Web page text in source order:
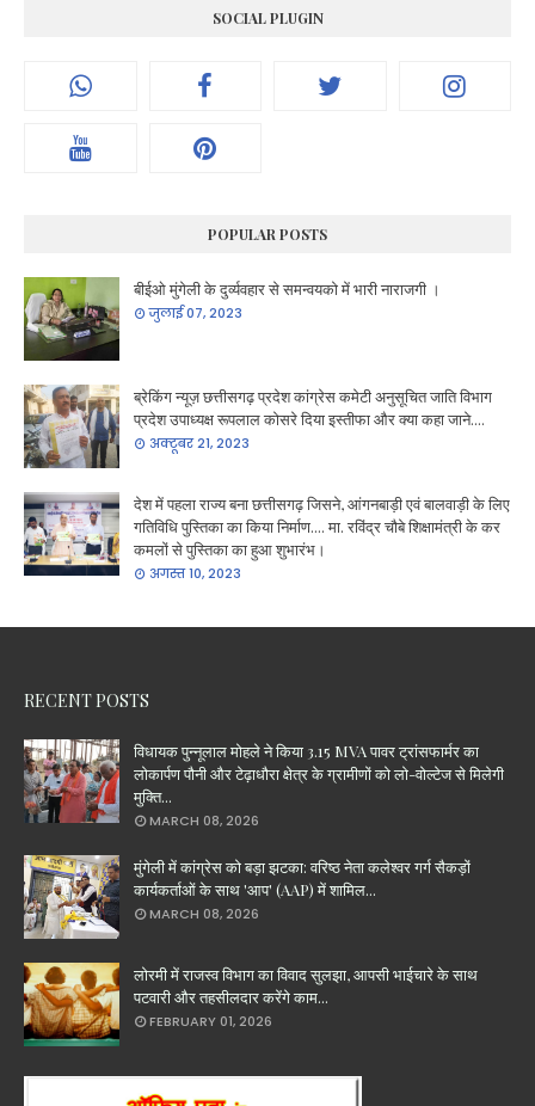
SOCIAL PLUGIN
POPULAR POSTS
बीईओ मुंगेली के दुर्व्यवहार से समन्वयको में भारी नाराजगी ।
जुलाई 07, 2023
ब्रेकिंग न्यूज़ छत्तीसगढ़ प्रदेश कांग्रेस कमेटी अनुसूचित जाति विभाग
प्रदेश उपाध्यक्ष रूपलाल कोसरे दिया इस्तीफा और क्या कहा जाने....
अक्टूबर 21, 2023
देश में पहला राज्य बना छत्तीसगढ़ जिसने, आंगनबाड़ी एवं बालवाड़ी के लिए
गतिविधि पुस्तिका का किया निर्माण.... मा. रविंद्र चौबे शिक्षामंत्री के कर
कमलों से पुस्तिका का हुआ शुभारंभ।
अगस्त 10, 2023
RECENT POSTS
विधायक पुन्नूलाल मोहले ने किया 3.15 MVA पावर ट्रांसफार्मर का
लोकार्पण पौनी और टेढ़ाधौरा क्षेत्र के ग्रामीणों को लो-वोल्टेज से मिलेगी
मुक्ति...
MARCH 08, 2026
मुंगेली में कांग्रेस को बड़ा झटका: वरिष्ठ नेता कलेश्वर गर्ग सैकड़ों
कार्यकर्ताओं के साथ 'आप' (AAP) में शामिल...
MARCH 08, 2026
लोरमी में राजस्व विभाग का विवाद सुलझा, आपसी भाईचारे के साथ
पटवारी और तहसीलदार करेंगे काम...
FEBRUARY 01, 2026